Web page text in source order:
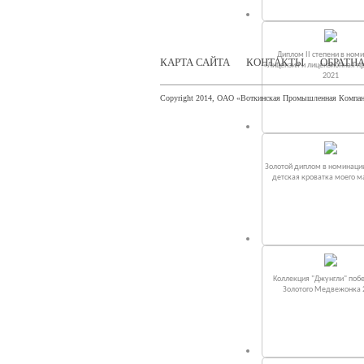
Диплом II степени в
«Лицензия и лицензионная
2021
Золотой диплом в
детская кроватка моего
Коллекция "Джунгли"
Золотого Медвежонка
КАРТА САЙТА КОНТАКТЫ
Copyright 2014, ОАО «Воткинская Промышленная